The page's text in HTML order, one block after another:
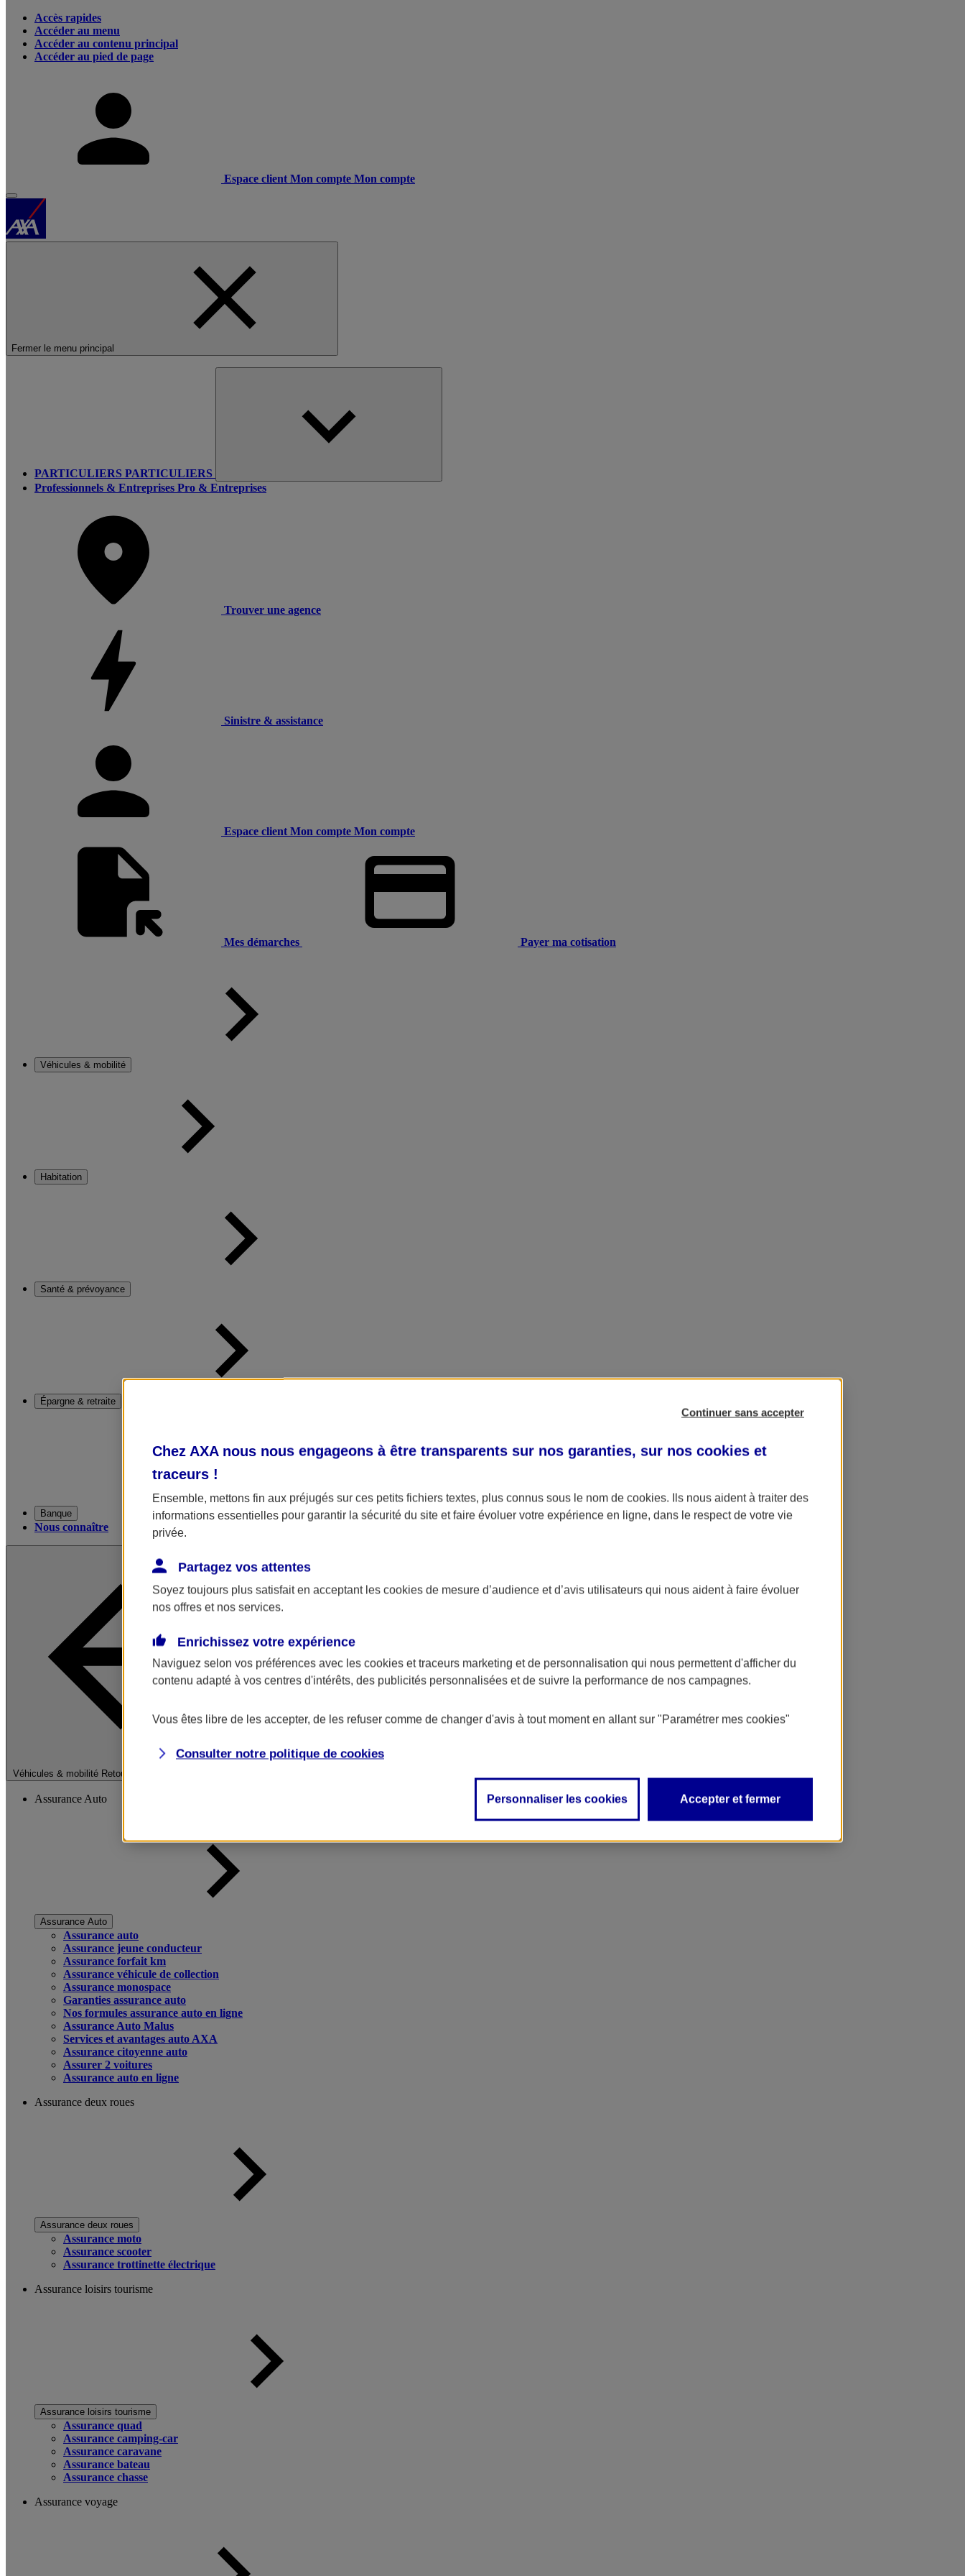
Accès rapides
Accéder au menu
Accéder au contenu principal
Accéder au pied de page
Espace client Mon compte Mon compte
Fermer le menu principal
PARTICULIERS PARTICULIERS
Professionnels & Entreprises Pro & Entreprises
Trouver une agence
Sinistre & assistance
Espace client Mon compte Mon compte
Mes démarches Payer ma cotisation
Véhicules & mobilité
Habitation
Santé & prévoyance
Épargne & retraite
Banque
Nous connaître
Véhicules & mobilité Retour à la section précédente
Fermer le menu principal
Assurance Auto
Assurance Auto
Assurance auto
Assurance jeune conducteur
Assurance forfait km
Assurance véhicule de collection
Assurance monospace
Garanties assurance auto
Nos formules assurance auto en ligne
Assurance Auto Malus
Services et avantages auto AXA
Assurance citoyenne auto
Assurer 2 voitures
Assurance auto en ligne
Assurance deux roues
Assurance deux roues
Assurance moto
Assurance scooter
Assurance trottinette électrique
Assurance loisirs tourisme
Assurance loisirs tourisme
Assurance quad
Assurance camping-car
Assurance caravane
Assurance bateau
Assurance chasse
Assurance voyage
Continuer sans accepter
Chez AXA nous nous engageons à être transparents sur nos garanties, sur nos cookies et
traceurs !
Ensemble, mettons fin aux préjugés sur ces petits fichiers textes, plus connus sous le nom de cookies. Ils nous aident à traiter des
informations essentielles pour garantir la sécurité du site et faire évoluer votre expérience en ligne, dans le respect de votre vie
privée.
Partagez vos attentes
Soyez toujours plus satisfait en acceptant les cookies de mesure d’audience et d’avis utilisateurs qui nous aident à faire évoluer
nos offres et nos services.
Enrichissez votre expérience
Naviguez selon vos préférences avec les cookies et traceurs marketing et de personnalisation qui nous permettent d'afficher du
contenu adapté à vos centres d'intérêts, des publicités personnalisées et de suivre la performance de nos campagnes.
Vous êtes libre de les accepter, de les refuser comme de changer d'avis à tout moment en allant sur "Paramétrer mes cookies"
Consulter notre politique de cookies
Personnaliser les cookies Accepter et fermer